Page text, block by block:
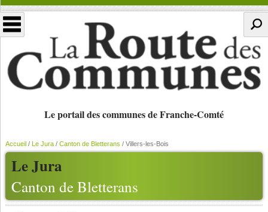
Le portail des communes de Franche-Comté
Le Jura
Canton de Bletterans
Accueil/ Le Jura/ Canton de Bletterans / Villers-les-Bois